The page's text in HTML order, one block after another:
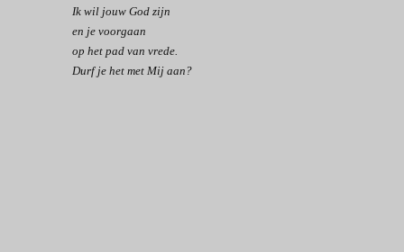
Ik wil jouw God zijn
en je voorgaan
op het pad van vrede.
Durf je het met Mij aan?